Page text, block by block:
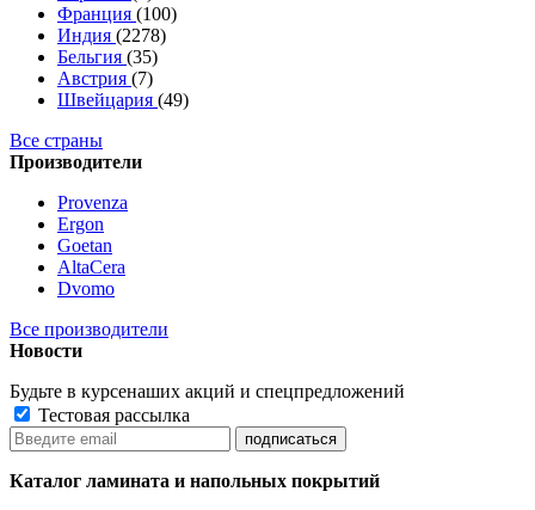
Франция (100)
Индия (2278)
Бельгия (35)
Австрия (7)
Швейцария (49)
Все страны
Производители
Provenza
Ergon
Goetan
AltaСera
Dvomo
Все производители
Новости
Будьте в курсенаших акций и спецпредложений
Тестовая рассылка
Каталог ламината и напольных покрытий